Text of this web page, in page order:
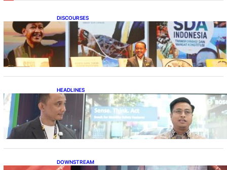
DISCOURSES
Bahlil Luncurkan 10 Buku Rekam Jejak
Kepemimpinan dan Kebijakan
HEADLINES
Teknologi Keselamatan, Penentu Baru
Persaingan Industri Otomotif
DOWNSTREAM